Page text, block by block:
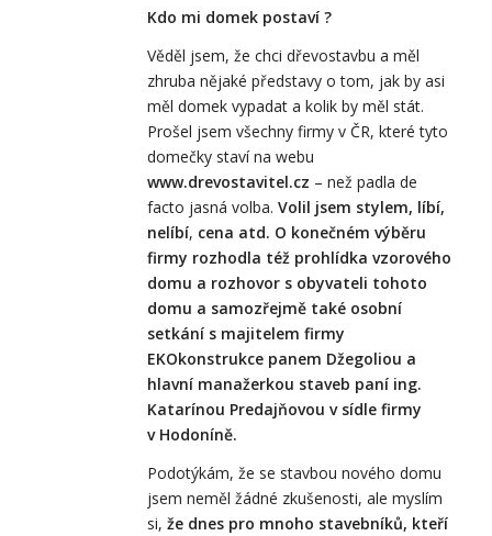
Kdo mi domek postaví ?
Věděl jsem, že chci dřevostavbu a měl
zhruba nějaké představy o tom, jak by asi
měl domek vypadat a kolik by měl stát.
Prošel jsem všechny firmy v ČR, které tyto
domečky staví na webu
www.drevostavitel.cz – než padla de
facto jasná volba. Volil jsem stylem, líbí,
nelíbí, cena atd. O konečném výběru
firmy rozhodla též prohlídka vzorového
domu a rozhovor s obyvateli tohoto
domu a samozřejmě také osobní
setkání s majitelem firmy
EKOkonstrukce panem Džegoliou a
hlavní manažerkou staveb paní ing.
Katarínou Predajňovou v sídle firmy
v Hodoníně.
Podotýkám, že se stavbou nového domu
jsem neměl žádné zkušenosti, ale myslím
si, že dnes pro mnoho stavebníků, kteří